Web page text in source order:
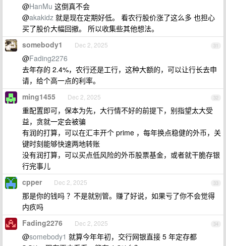
@HanMu 这倒真不会
@akakidz 就是现在定期好低。 看农行股价涨了这么多 也担心
买了股价大幅回撤。 所以收集些其他想法。
31
somebody1 Dec 2, 2025
@Fading2276
去年存的 2.4%，农行还是工行，这种大额的，可以让行长去申
请，给个高一点的利率。
32
ming1455 Dec 2, 2025
重配置即可，保本为先，大行情不好的前提下，别指望太大受
益，贪就一定会被骗
有润的打算，可以在汇丰开个 prime ，每年换点稳健的外币，关
键时刻能够快速两地转账
没有润打算，可以买点低风险的外币股票基金，或者就干脆存银
行完事儿
33
cpper Dec 2, 2025
那是你的钱吗 ？不是就别管。赚了好说，如果亏了你不会觉得
内疚吗
34
Fading2276 Dec 2, 2025
@somebody1 就算今年年初，交行网银直接 5 年定存都